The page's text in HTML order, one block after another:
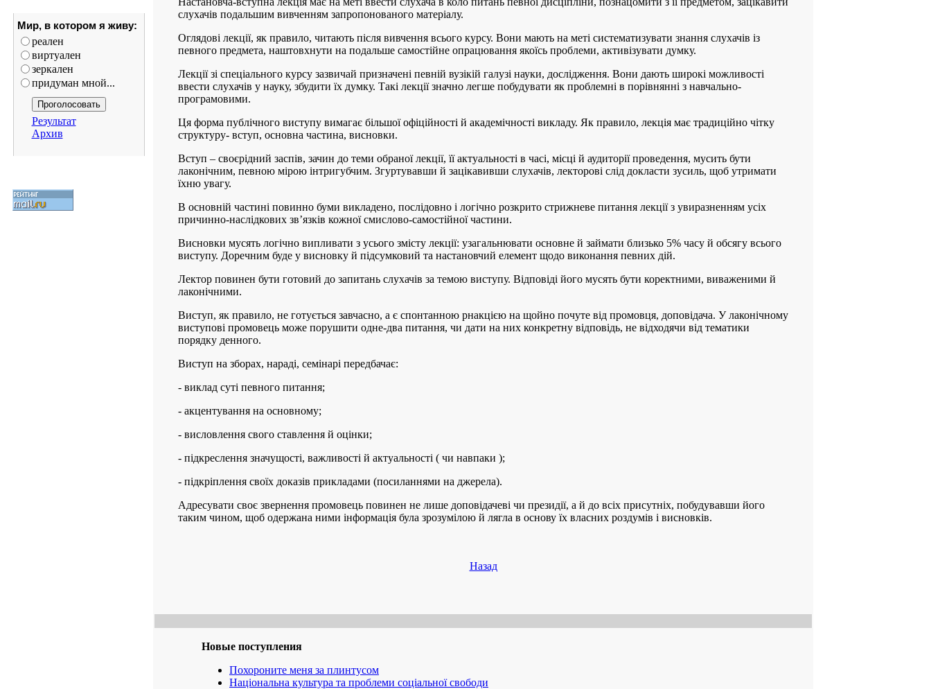
Мир, в котором я живу:
реален
виртуален
зеркален
придуман мной...
Результат
Архив
слухачів подальшим вивченням запропонованого матеріалу.
Оглядові лекції, як правило, читають після вивчення всього курсу. Вони мають на меті систематизувати знання слухачів із
певного предмета, наштовхнути на подальше самостійне опрацювання якоїсь проблеми, активізувати думку.
Лекції зі спеціального курсу зазвичай призначені певній вузікій галузі науки, дослідження. Вони дають широкі можливості
ввести слухачів у науку, збудити їх думку. Такі лекції значно легше побудувати як проблемні в порівнянні з навчально-
програмовими.
Ця форма публічного виступу вимагає більшої офіційності й академічності викладу. Як правило, лекція має традиційно чітку
структуру- вступ, основна частина, висновки.
Вступ – своєрідний заспів, зачин до теми обраної лекції, її актуальності в часі, місці й аудиторії проведення, мусить бути
лаконічним, певною мірою інтригубчим. Згуртувавши й зацікавивши слухачів, лекторові слід докласти зусиль, щоб утримати
їхню увагу.
В основній частині повинно буми викладено, послідовно і логічно розкрито стрижневе питання лекції з увиразненням усіх
причинно-наслідкових зв’язків кожної смислово-самостійної частини.
Висновки мусять логічно випливати з усього змісту лекції: узагальнювати основне й займати близько 5% часу й обсягу всього
виступу. Доречним буде у висновку й підсумковий та настановчий елемент щодо виконання певних дій.
Лектор повинен бути готовий до запитань слухачів за темою виступу. Відповіді його мусять бути коректними, виваженими й
лаконічними.
Виступ, як правило, не готується завчасно, а є спонтанною рнакцією на щойно почуте від промовця, доповідача. У лаконічному
виступові промовець може порушити одне-два питання, чи дати на них конкретну відповідь, не відходячи від тематики
порядку денного.
Виступ на зборах, нараді, семінарі передбачає:
- виклад суті певного питання;
- акцентування на основному;
- висловлення свого ставлення й оцінки;
- підкреслення значущості, важливості й актуальності ( чи навпаки );
- підкріплення своїх доказів прикладами (посиланнями на джерела).
Адресувати своє звернення промовець повинен не лише доповідачеві чи президії, а й до всіх присутніх, побудувавши його
таким чином, щоб одержана ними інформація була зрозумілою й лягла в основу їх власних роздумів і висновків.
Назад
Новые поступления
Похороните меня за плинтусом
Національна культура та проблеми соціальної свободи